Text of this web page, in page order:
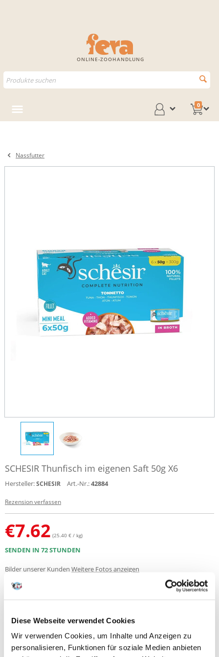
Diese Webseite verwendet Cookies
Wir verwenden Cookies, um Inhalte und Anzeigen zu
personalisieren, Funktionen für soziale Medien anbieten
ONLINE-ZOOHANDLUNG
0
Nassfutter
SCHESIR Thunfisch im eigenen Saft 50g X6
Hersteller:SCHESIR Art.-Nr.:42884
Rezension verfassen
€7.62 (25.40 € / kg)
SENDEN IN 72 STUNDEN
Bilder unserer Kunden Weitere Fotos anzeigen
6er Pack 50g Dosen
SCHESIR Thunfisch in eigener Sauce 50G x 6 Stk.
Ein komplettes Nassfutter für erwachsene Katzen mit Thunfisch.